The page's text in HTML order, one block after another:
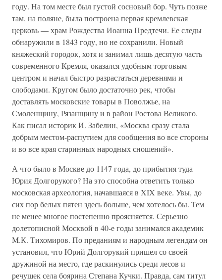
году. На том месте был густой сосновый бор. Чуть позже
там, на поляне, была построена первая кремлевская
церковь — храм Рождества Иоанна Предтечи. Ее следы
обнаружили в 1843 году, но не сохранили. Новый
княжеский городок, хотя и занимал лишь десятую часть
современного Кремля, оказался удобным торговым
центром и начал быстро разрастаться деревнями и
слободами. Кругом было достаточно рек, чтобы
доставлять московские товары в Поволжье, на
Смоленщину, Рязанщину и в район Ростова Великого.
Как писал историк И. Забелин, «Москва сразу стала
добрым местом-распутием для сообщения во все стороны
и во все края старинных народных сношений».
А что было в Москве до 1147 года, до прибытия туда
Юрия Долгорукого? На это способна ответить только
московская археология, начавшаяся в XIX веке. Увы, до
сих пор белых пятен здесь больше, чем хотелось бы. Тем
не менее многое постепенно проясняется. Серьезно
долетописной Москвой в 40-е годы занимался академик
М.К. Тихомиров. По преданиям и народным легендам он
установил, что Юрий Долгорукий пришел со своей
дружиной на место, где раскинулись среди лесов и
речушек села боярина Степана Кучки. Правда, сам титул